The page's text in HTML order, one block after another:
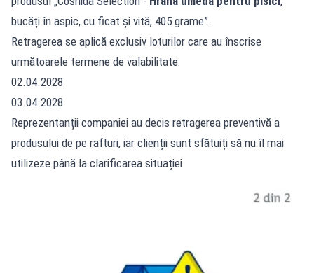
bucăți în aspic, cu ficat și vită, 405 grame”.
Retragerea se aplică exclusiv loturilor care au înscrise
următoarele termene de valabilitate:
02.04.2028
03.04.2028
Reprezentanții companiei au decis retragerea preventivă a
produsului de pe rafturi, iar clienții sunt sfătuiți să nu îl mai
utilizeze până la clarificarea situației.